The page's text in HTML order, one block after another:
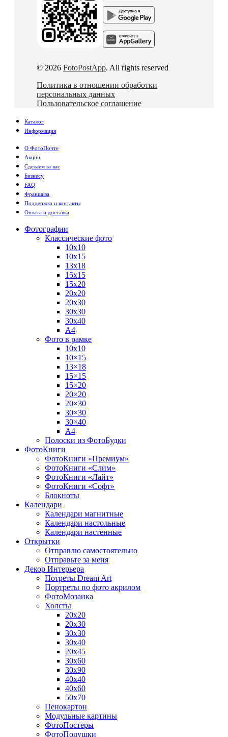
© 2026 FotoPostApp. All rights reserved
Политика в отношении обработки
персональных данных
Пользовательское соглашение
Каталог
Информация
О ФотоПочте
Акции
Сделаем за вас
Бизнесу
FAQ
Франшиза
Поддержка и контакты
Оплата и доставка
Фотографии
Классические фото
10х10
10х15
13х18
15х15
15х20
20х20
20х30
30х30
30х40
А4
Фото в рамке
10х10
10×15
13×18
15×15
15×20
20×20
20×30
30×30
30×40
A4
Полоски из ФотоБудки
ФотоКниги
ФотоКниги «Премиум»
ФотоКниги «Слим»
ФотоКниги «Лайт»
ФотоКниги «Софт»
Блокноты
Календари
Календари магнитные
Календари настольные
Календари настенные
Открытки
Отправлю самостоятельно
Отправьте за меня
Декор Интерьера
Потреты Dream Art
Портреты по фото акрилом
ФотоМозаика
Холсты
20х20
20х30
30х30
30х40
20х45
30х60
30х90
40х40
40х60
50х70
Пенокартон
Модульные картины
ФотоПостеры
ФотоПодушки